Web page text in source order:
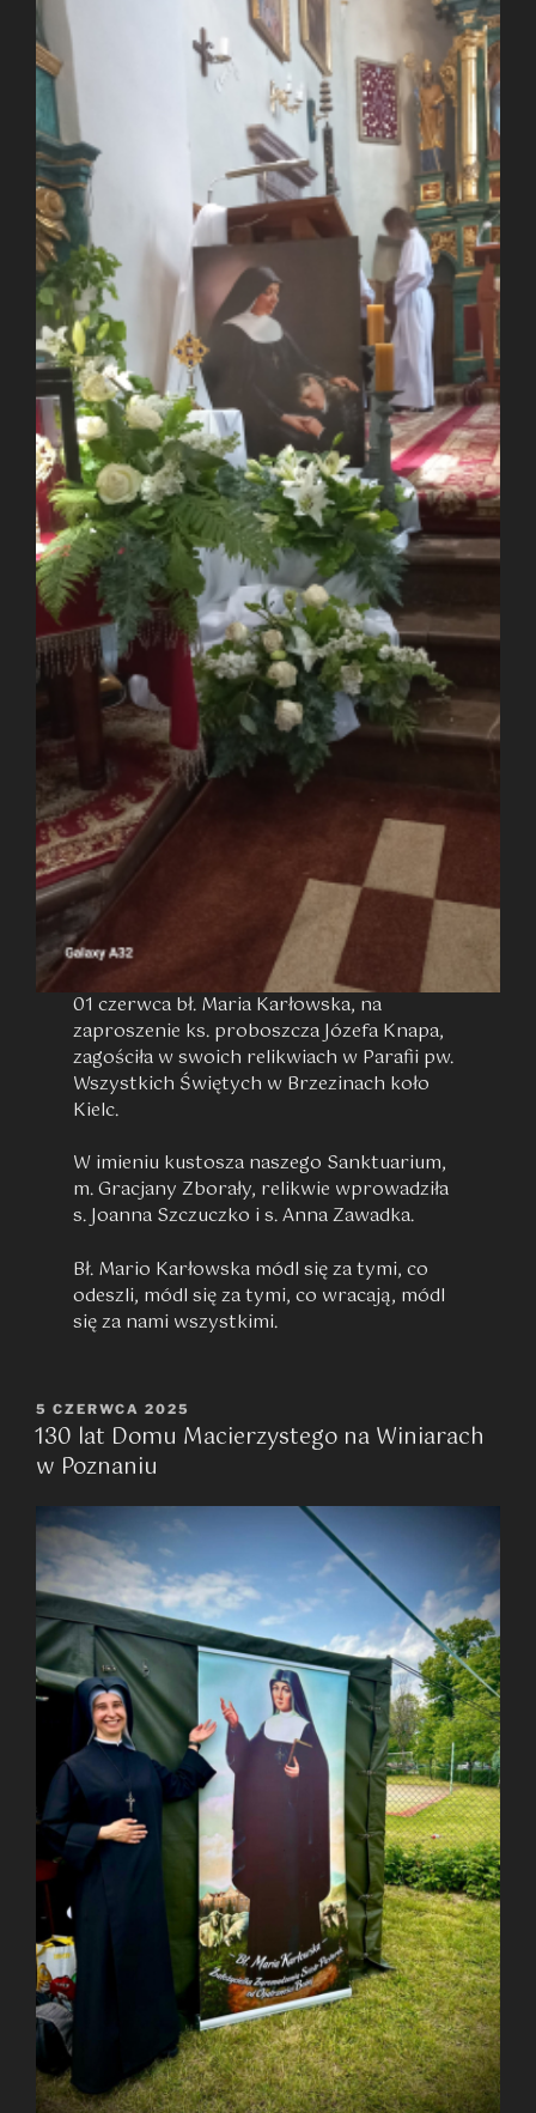
01 czerwca bł. Maria Karłowska, na
zaproszenie ks. proboszcza Józefa Knapa,
zagościła w swoich relikwiach w Parafii pw.
Wszystkich Świętych w Brzezinach koło
Kielc.
W imieniu kustosza naszego Sanktuarium,
m. Gracjany Zborały, relikwie wprowadziła
s. Joanna Szczuczko i s. Anna Zawadka.
Bł. Mario Karłowska módl się za tymi, co
odeszli, módl się za tymi, co wracają, módl
się za nami wszystkimi.
OPUBLIKOWANE
W
5 CZERWCA 2025
130 lat Domu Macierzystego na Winiarach
w Poznaniu